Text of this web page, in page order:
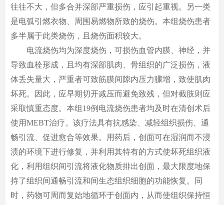
往往不大，但多合并深部严重损伤，应引起重视。另一类
是电弧引燃衣物、周围易燃物所致的烧伤。本组烧伤患者
多半属于此类烧伤，且烧伤面积较大。
电流烧伤均为深度烧伤，可损伤血管内膜、神经，并
导致血栓形成，且均有深部肌肉、骨组织的广泛损伤，液
体丢失量大，严重者可致筋膜间隙内压力骤增，致使肌肉
坏死。因此，应早期切开减压而避免致残，但对截肢则应
采取慎重态度。本组19例电流烧伤患者均及时在清创术后
使用MEBT治疗。该疗法具有抗感染、减轻组织损伤、通
畅引流、促进愈合等效果。用药后，创面可在湿润而不浸
渍的环境下进行修复，并利用其特有的方式使坏死组织液
化，利用组织间引流将液化物质排出创面，最大限度地保
持了组织间通畅引流和间生态组织细胞的功能恢复。同
时，药物可周而复始地循环于创面内，从而使组织保持恒